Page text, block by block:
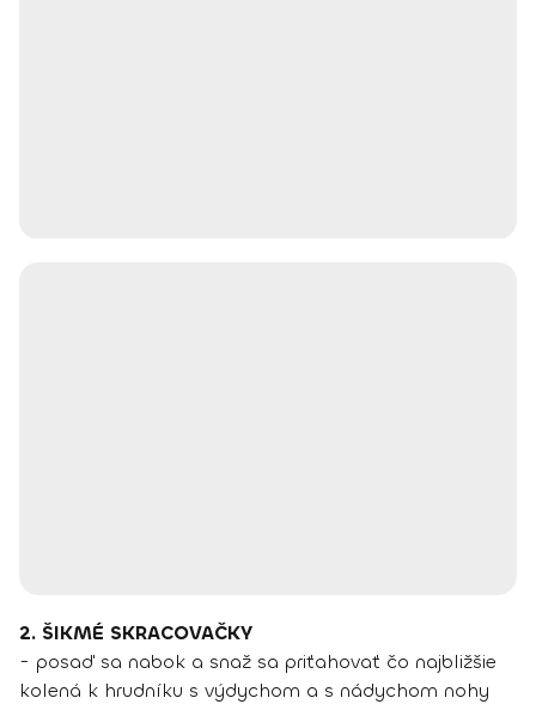
2. ŠIKMÉ SKRACOVAČKY
- posaď sa nabok a snaž sa priťahovať čo najbližšie
kolená k hrudníku s výdychom a s nádychom nohy